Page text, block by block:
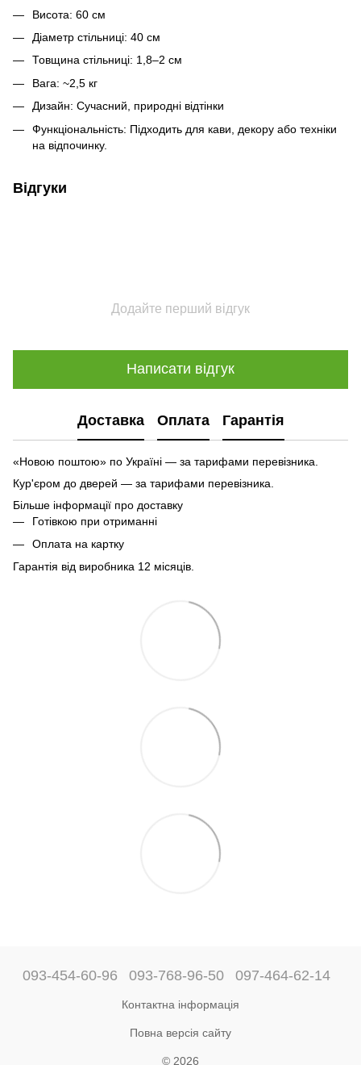
Висота: 60 см
Діаметр стільниці: 40 см
Товщина стільниці: 1,8–2 см
Вага: ~2,5 кг
Дизайн: Сучасний, природні відтінки
Функціональність: Підходить для кави, декору або техніки
на відпочинку.
Відгуки
Додайте перший відгук
Написати відгук
Доставка Оплата Гарантія
«Новою поштою» по Україні — за тарифами перевізника.
Кур'єром до дверей — за тарифами перевізника.
Більше інформації про доставку
Готівкою при отриманні
Оплата на картку
Гарантія від виробника 12 місяців.
093-454-60-96 093-768-96-50 097-464-62-14
Контактна інформація
Повна версія сайту
© 2026